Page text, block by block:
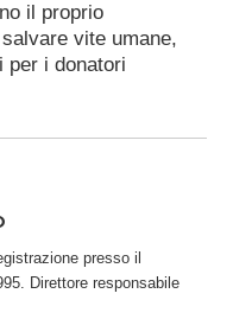
il proprio
vite umane,
per i donatori
presso il
Direttore responsabile